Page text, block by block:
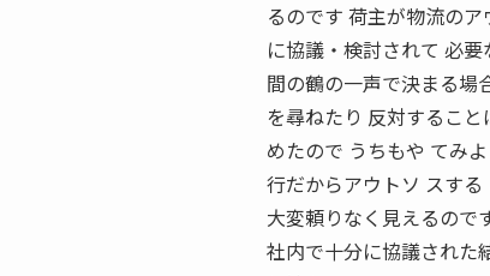
るのです 荷主が物流の
に協議・検討されて 必
間の鶴の一声で決まる場
を尋ねたり 反対するこ
めたので うちもや てみ
行だからアウトソ スす
大変頼りなく見えるので
社内で十分に協議された